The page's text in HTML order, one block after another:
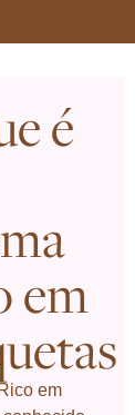
é
em
em